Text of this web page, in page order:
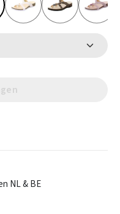
NL & BE